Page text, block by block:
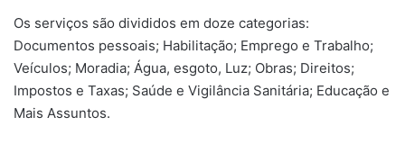
Os serviços são divididos em doze categorias:
Documentos pessoais; Habilitação; Emprego e Trabalho;
Veículos; Moradia; Água, esgoto, Luz; Obras; Direitos;
Impostos e Taxas; Saúde e Vigilância Sanitária; Educação e
Mais Assuntos.